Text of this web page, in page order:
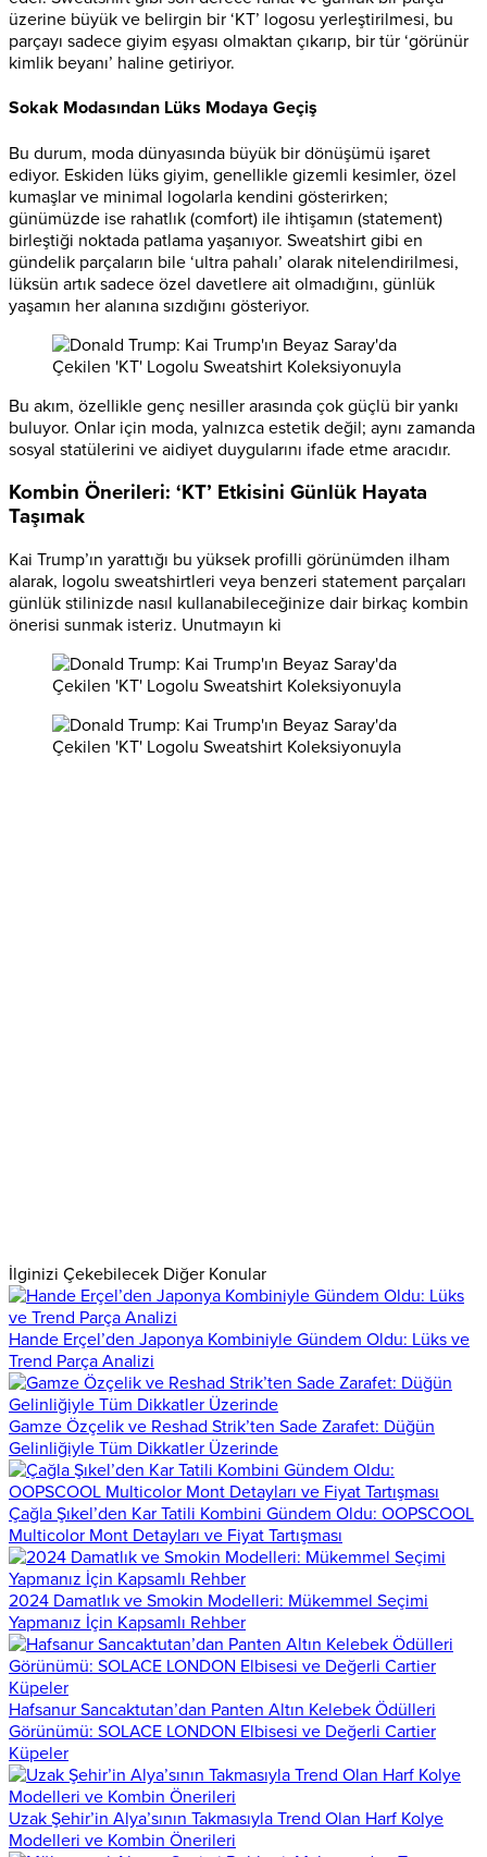
üzerine büyük ve belirgin bir ‘KT’ logosu yerleştirilmesi, bu
parçayı sadece giyim eşyası olmaktan çıkarıp, bir tür ‘görünür
kimlik beyanı’ haline getiriyor.
Sokak Modasından Lüks Modaya Geçiş
Bu durum, moda dünyasında büyük bir dönüşümü işaret
ediyor. Eskiden lüks giyim, genellikle gizemli kesimler, özel
kumaşlar ve minimal logolarla kendini gösterirken;
günümüzde ise rahatlık (comfort) ile ihtişamın (statement)
birleştiği noktada patlama yaşanıyor. Sweatshirt gibi en
gündelik parçaların bile ‘ultra pahalı’ olarak nitelendirilmesi,
lüksün artık sadece özel davetlere ait olmadığını, günlük
yaşamın her alanına sızdığını gösteriyor.
Bu akım, özellikle genç nesiller arasında çok güçlü bir yankı
buluyor. Onlar için moda, yalnızca estetik değil; aynı zamanda
sosyal statülerini ve aidiyet duygularını ifade etme aracıdır.
Kombin Önerileri: ‘KT’ Etkisini Günlük Hayata
Taşımak
Kai Trump’ın yarattığı bu yüksek profilli görünümden ilham
alarak, logolu sweatshirtleri veya benzeri statement parçaları
günlük stilinizde nasıl kullanabileceğinize dair birkaç kombin
önerisi sunmak isteriz. Unutmayın ki
İlginizi Çekebilecek Diğer Konular
Hande Erçel’den Japonya Kombiniyle Gündem Oldu: Lüks ve
Trend Parça Analizi
Gamze Özçelik ve Reshad Strik’ten Sade Zarafet: Düğün
Gelinliğiyle Tüm Dikkatler Üzerinde
Çağla Şıkel’den Kar Tatili Kombini Gündem Oldu: OOPSCOOL
Multicolor Mont Detayları ve Fiyat Tartışması
2024 Damatlık ve Smokin Modelleri: Mükemmel Seçimi
Yapmanız İçin Kapsamlı Rehber
Hafsanur Sancaktutan’dan Panten Altın Kelebek Ödülleri
Görünümü: SOLACE LONDON Elbisesi ve Değerli Cartier
Küpeler
Uzak Şehir’in Alya’sının Takmasıyla Trend Olan Harf Kolye
Modelleri ve Kombin Önerileri